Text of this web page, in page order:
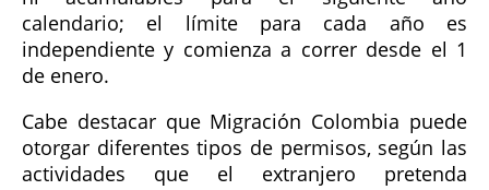
calendario; el límite para cada año es
independiente y comienza a correr desde el 1
de enero.
Cabe destacar que Migración Colombia puede
otorgar diferentes tipos de permisos, según las
actividades que el extranjero pretenda